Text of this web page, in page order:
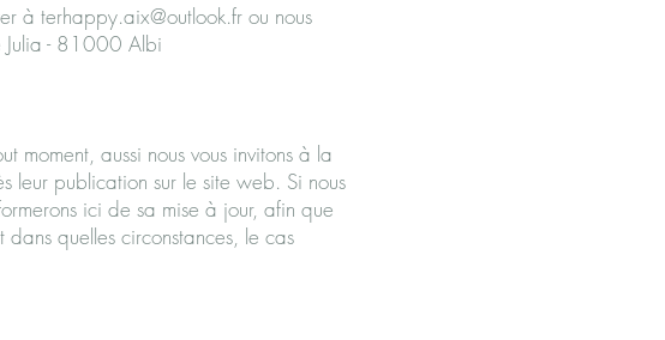
à terhappy.aix@outlook.fr ou nous
Julia - 81000 Albi
moment, aussi nous vous invitons à la
leur publication sur le site web. Si nous
ici de sa mise à jour, afin que
dans quelles circonstances, le cas